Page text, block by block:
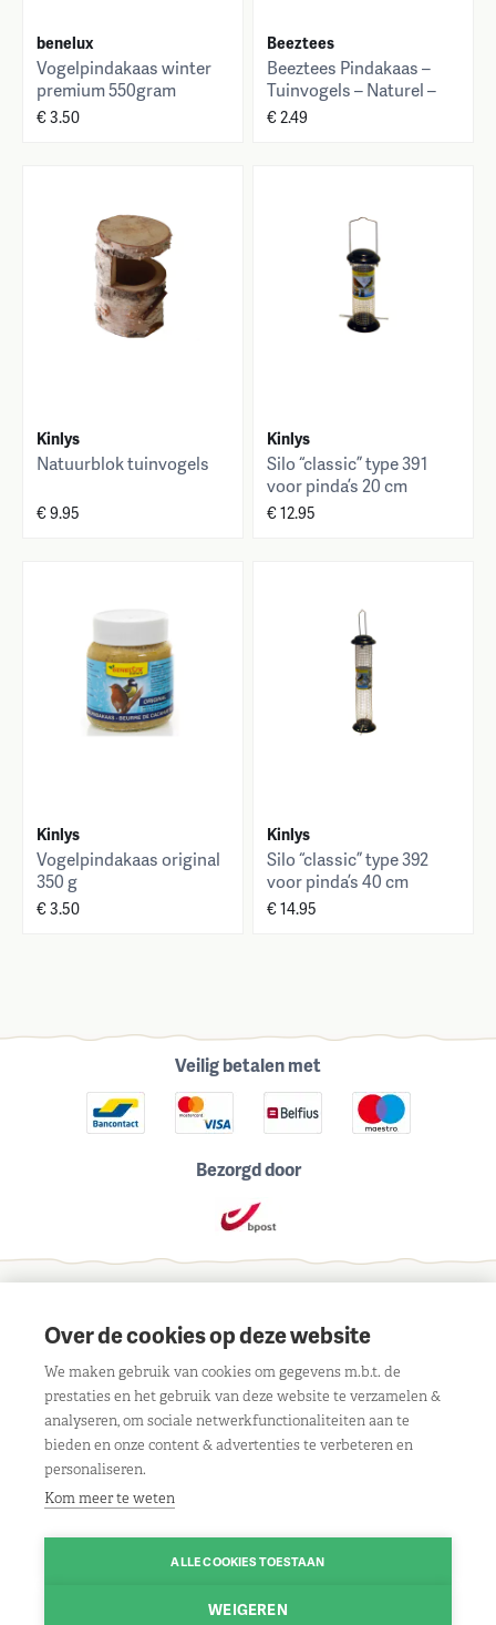
benelux
Vogelpindakaas winter
premium 550gram
buitenvogels
€ 3.50
Beeztees
Beeztees Pindakaas –
Tuinvogels – Naturel –
340 g
€ 2.49
Kinlys
Natuurblok tuinvogels
€ 9.95
Kinlys
Silo “classic” type 391
voor pinda’s 20 cm
€ 12.95
Kinlys
Vogelpindakaas original
350 g
€ 3.50
Kinlys
Silo “classic” type 392
voor pinda’s 40 cm
€ 14.95
Veilig betalen met
Bezorgd door
Contact
Liersebaan 303, 2240 Viersel
Openingsuren
Maandag:08.30u tot 18.00u
08.30u tot 18.00u
Klantenservice
Over de cookies op deze website
We maken gebruik van cookies om gegevens m.b.t. de
prestaties en het gebruik van deze website te verzamelen &
analyseren, om sociale netwerkfunctionaliteiten aan te
bieden en onze content & advertenties te verbeteren en
personaliseren.
Kom meer te weten
ALLE COOKIES TOESTAAN
WEIGEREN